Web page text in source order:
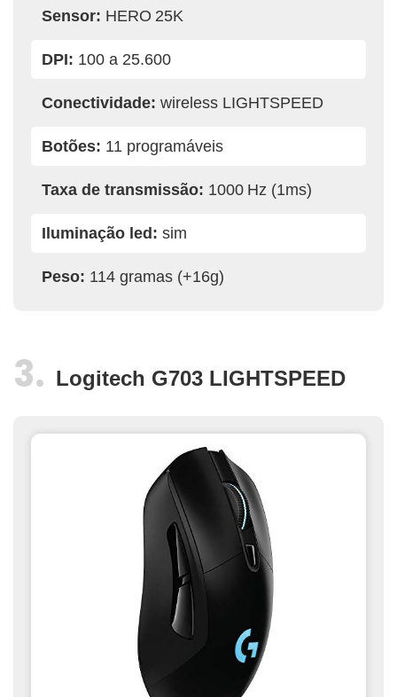
Sensor: HERO 25K
DPI: 100 a 25.600
Conectividade: wireless LIGHTSPEED
Botões: 11 programáveis
Taxa de transmissão: 1000 Hz (1ms)
Iluminação led: sim
Peso: 114 gramas (+16g)
Logitech G703 LIGHTSPEED